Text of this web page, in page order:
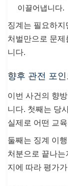
이끌어냅니다.
징계는 필요하
처벌만으로 문
니다.
향후 관전 포인
이번 사건의 향
니다. 첫째는 당
실제로 어떤 교
둘째는 징계 이
처분으로 끝나
지에 따라 평가